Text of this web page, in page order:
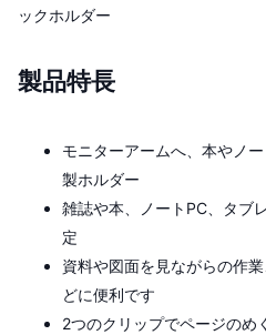
ックホルダー
製品特長
モニターアームへ、本やノ
製ホルダー
雑誌や本、ノートPC、タブ
定
資料や図面を見ながらの作
どに便利です
2つのクリップでページのめ